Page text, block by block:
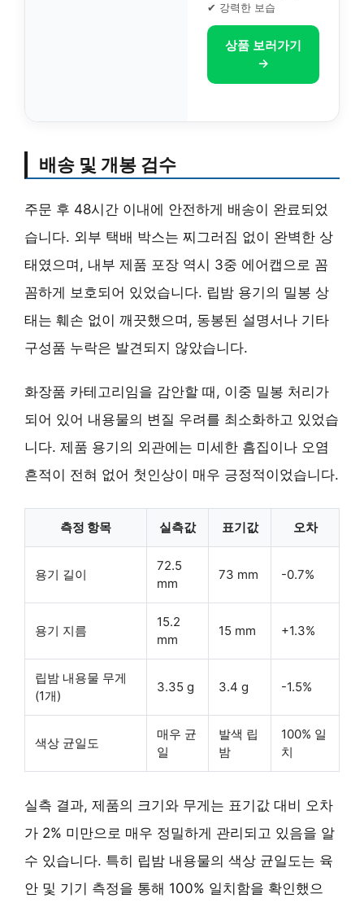
✔ 강력한 보습
상품 보러가기
→
배송 및 개봉 검수
주문 후 48시간 이내에 안전하게 배송이 완료되었
습니다. 외부 택배 박스는 찌그러짐 없이 완벽한 상
태였으며, 내부 제품 포장 역시 3중 에어캡으로 꼼
꼼하게 보호되어 있었습니다. 립밤 용기의 밀봉 상
태는 훼손 없이 깨끗했으며, 동봉된 설명서나 기타
구성품 누락은 발견되지 않았습니다.
화장품 카테고리임을 감안할 때, 이중 밀봉 처리가
되어 있어 내용물의 변질 우려를 최소화하고 있었습
니다. 제품 용기의 외관에는 미세한 흠집이나 오염
흔적이 전혀 없어 첫인상이 매우 긍정적이었습니다.
측정 항목 실측값 표기값 오차
용기 길이
72.5
mm
73 mm -0.7%
용기 지름
15.2
mm
15 mm +1.3%
립밤 내용물 무게
(1개)
3.35 g 3.4 g -1.5%
색상 균일도
매우 균
일
발색 립
밤
100% 일
치
실측 결과, 제품의 크기와 무게는 표기값 대비 오차
가 2% 미만으로 매우 정밀하게 관리되고 있음을 알
수 있습니다. 특히 립밤 내용물의 색상 균일도는 육
안 및 기기 측정을 통해 100% 일치함을 확인했으